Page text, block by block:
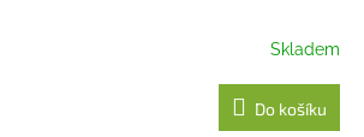
Skladem
Do košíku